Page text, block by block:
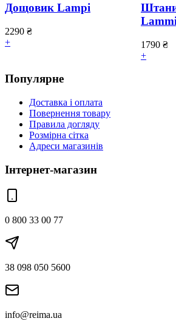
Дощовик Lampi
2290 ₴
+
1790 ₴
+
Популярне
Доставка і оплата
Повернення товару
Правила догляду
Розмірна сітка
Адреси магазинів
Інтернет-магазин
0 800 33 00 77
38 098 050 5600
info@reima.ua